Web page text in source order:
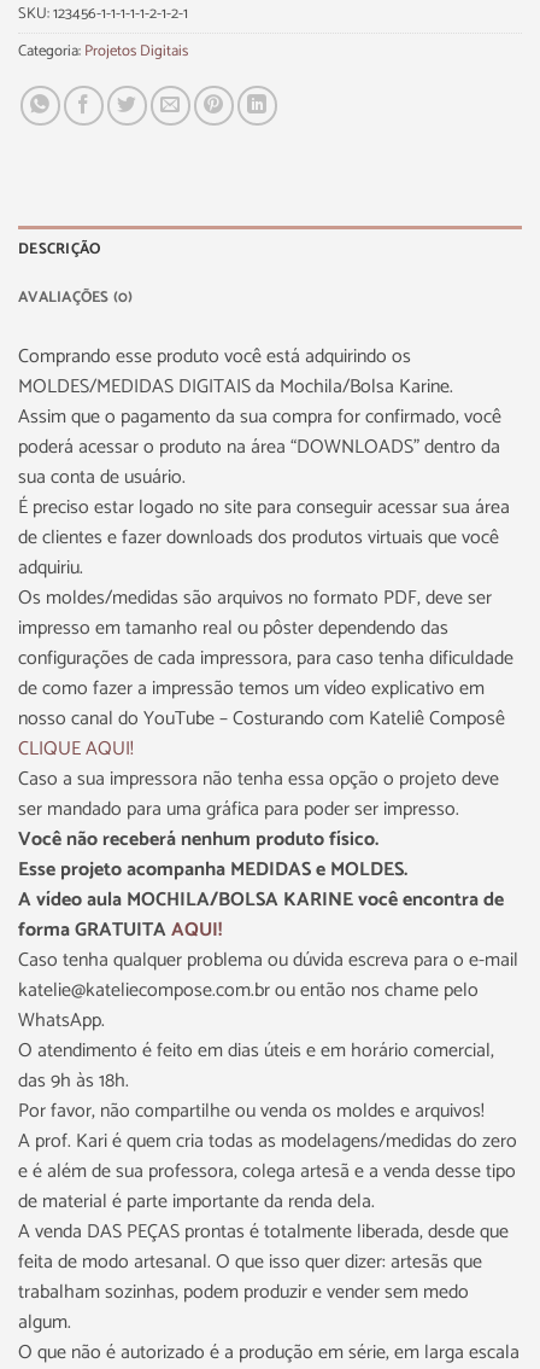
SKU:123456-1-1-1-1-1-2-1-2-1
Categoria:Projetos Digitais
DESCRIÇÃO
AVALIAÇÕES (0)
Comprando esse produto você está adquirindo os
MOLDES/MEDIDAS DIGITAIS da Mochila/Bolsa Karine.
Assim que o pagamento da sua compra for confirmado, você
poderá acessar o produto na área “DOWNLOADS” dentro da
sua conta de usuário.
É preciso estar logado no site para conseguir acessar sua área
de clientes e fazer downloads dos produtos virtuais que você
adquiriu.
Os moldes/medidas são arquivos no formato PDF, deve ser
impresso em tamanho real ou pôster dependendo das
configurações de cada impressora, para caso tenha dificuldade
de como fazer a impressão temos um vídeo explicativo em
nosso canal do YouTube – Costurando com Kateliê Composê
CLIQUE AQUI!
Caso a sua impressora não tenha essa opção o projeto deve
ser mandado para uma gráfica para poder ser impresso.
Você não receberá nenhum produto físico.
Esse projeto acompanha MEDIDAS e MOLDES.
A vídeo aula MOCHILA/BOLSA KARINE você encontra de
forma GRATUITAAQUI!
Caso tenha qualquer problema ou dúvida escreva para o e-mail
katelie@kateliecompose.com.br ou então nos chame pelo
WhatsApp.
O atendimento é feito em dias úteis e em horário comercial,
das 9h às 18h.
Por favor, não compartilhe ou venda os moldes e arquivos!
A prof. Kari é quem cria todas as modelagens/medidas do zero
e é além de sua professora, colega artesã e a venda desse tipo
de material é parte importante da renda dela.
A venda DAS PEÇAS prontas é totalmente liberada, desde que
feita de modo artesanal. O que isso quer dizer: artesãs que
trabalham sozinhas, podem produzir e vender sem medo
algum.
O que não é autorizado é a produção em série, em larga escala